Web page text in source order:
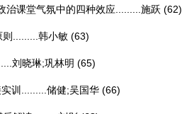
课堂气氛中的四种效应......... 施跃 (62)
......... 韩小敏 (63)
刘晓琳;巩林明 (65)
训......... 储健;吴国华 (66)